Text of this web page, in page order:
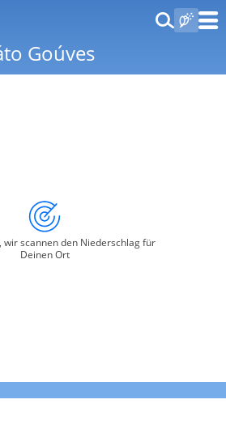
Goúves
wir scannen den Niederschlag für
Deinen Ort